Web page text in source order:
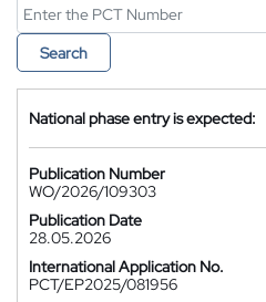
Search
National phase entry is expected:
Publication Number
WO/2026/109303
Publication Date
28.05.2026
International Application No.
PCT/EP2025/081956